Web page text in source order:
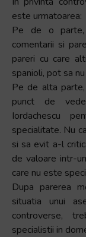
help
you
navigate
and
interact
with
the
content.
este urmatoarea:
Pe de o parte,
comentarii si
pareri cu care
spanioli, pot sa
Pe de alta
punct de
Iordachescu
specialitate. Nu
si sa evit a-l
de valoare intr-
care nu este
Dupa parerea
situatia unui
controverse,
specialistii in